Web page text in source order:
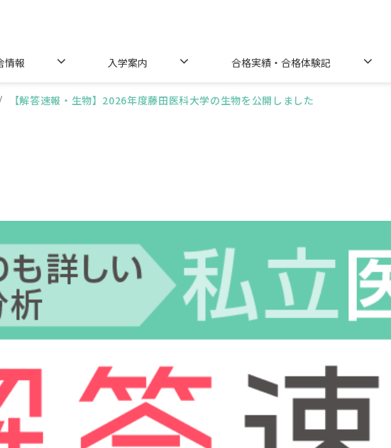
情報 入学案内 合格実績・合格体験記
【解答速報・生物】2026年度藤田医科大学の生物を公開しました